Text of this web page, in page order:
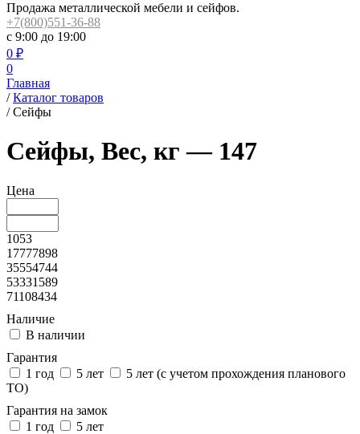
Продажа металлической мебели и сейфов.
+7(800)551-36-88
с 9:00 до 19:00
0 ₽
0
Главная
/ Каталог товаров
/ Сейфы
Сейфы, Вес, кг — 147
Цена
1053
17777898
35554744
53331589
71108434
Наличие
В наличии
Гарантия
1 год
5 лет
5 лет (с учетом прохождения планового
ТО)
Гарантия на замок
1 год
5 лет